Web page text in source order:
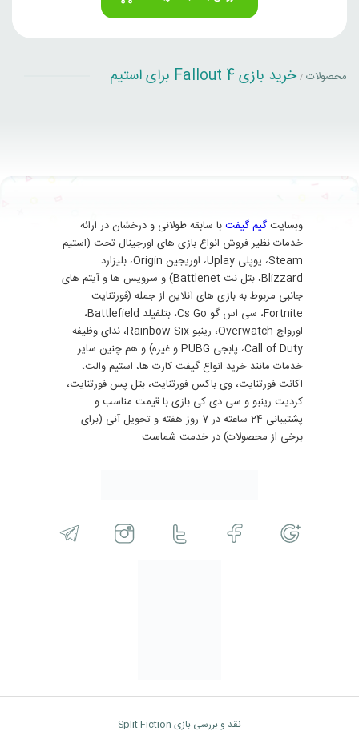
محصولات / خرید بازی Fallout 4 برای استیم
وبسایت گیم گیفتبا سابقه طولانی و درخشان در ارائه
خدمات نظیر فروش انواع بازی های اورجینال تحت (استیم
Steam، یوپلی Uplay، اوریجین Origin، بلیزارد
Blizzard، بتل نت Battlenet) و سرویس ها و آیتم های
جانبی مربوط به بازی های آنلاین از جمله (فورتنایت
Fortnite، سی اس گو Cs Go، بتلفیلد Battlefield،
اورواچ Overwatch، رینبو Rainbow Six، ندای وظیفه
Call of Duty، پابجی PUBG و غیره) و هم چنین سایر
خدمات مانند خرید انواع گیفت کارت ها، استیم والت،
اکانت فورتنایت، وی باکس فورتنایت، بتل پس فورتنایت،
کردیت رینبو و سی دی کی بازی با قیمت مناسب و
پشتیبانی 24 ساعته در 7 روز هفته و تحویل آنی (برای
برخی از محصولات) در خدمت شماست.
نقد و بررسی بازی Split Fiction